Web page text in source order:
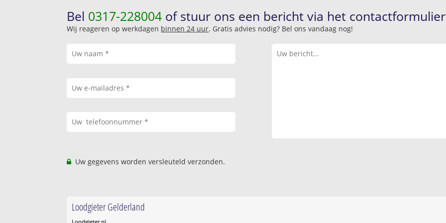
Bel 0317-228004 of stuur ons een bericht via het
Wij reageren op werkdagen binnen 24 uur. Gratis advies nodig? Bel ons vandaag nog!
Uw gegevens worden versleuteld verzonden.
Loodgieter Gelderland